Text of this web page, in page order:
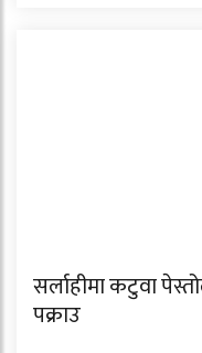
सर्लाहीमा कटुवा
पक्राउ